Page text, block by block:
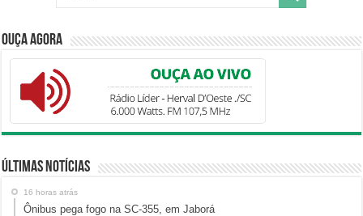
Ouça Agora
Últimas Notícias
16 horas atrás
Ônibus pega fogo na SC-355, em Jaborá